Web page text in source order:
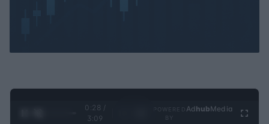
0:28 /
3:09
Ad hubMedia